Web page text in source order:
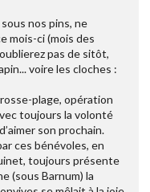
nos pins, ne
mois-ci (mois des
pas de sitôt,
voire les cloches :
plage, opération
toujours la volonté
son prochain.
ces bénévoles, en
toujours présente
(sous Barnum) la